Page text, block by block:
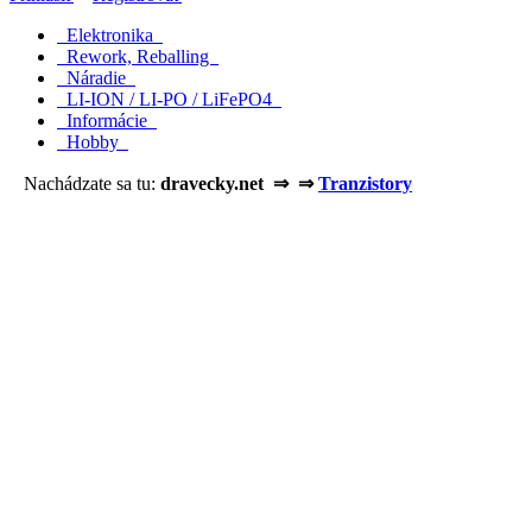
Elektronika
Rework, Reballing
Náradie
LI-ION / LI-PO / LiFePO4
Informácie
Hobby
Nachádzate sa tu: dravecky.net ⇒ ⇒Tranzistory